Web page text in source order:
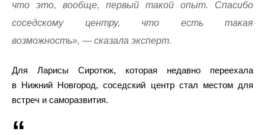
что это, вообще, первый такой опыт. Спасибо
соседскому центру, что есть такая
возможность», — сказала эксперт.
Для Ларисы Сиротюк, которая недавно переехала
в Нижний Новгород, соседский центр стал местом для
встреч и саморазвития.